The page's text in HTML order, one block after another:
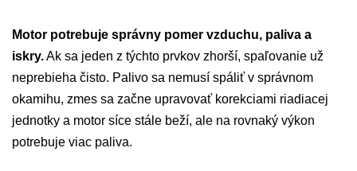
Motor potrebuje správny pomer vzduchu, paliva a
iskry.Ak sa jeden z týchto prvkov zhorší, spaľovanie už
neprebieha čisto. Palivo sa nemusí spáliť v správnom
okamihu, zmes sa začne upravovať korekciami riadiacej
jednotky a motor síce stále beží, ale na rovnaký výkon
potrebuje viac paliva.